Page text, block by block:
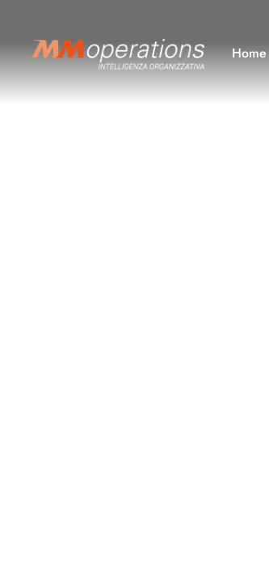
Home